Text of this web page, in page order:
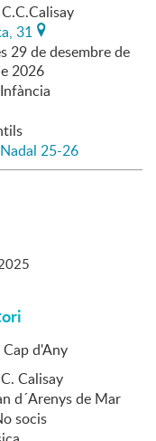
31
29 de desembre de
2026
Nadal 25-26
d'Any
Calisay
d´Arenys de Mar
socis